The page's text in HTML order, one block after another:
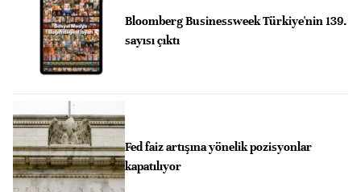
Bloomberg Businessweek Türkiye'nin 139.
sayısı çıktı
Fed faiz artışına yönelik pozisyonlar
kapatılıyor